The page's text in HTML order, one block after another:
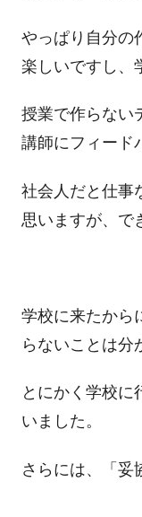
やっぱり自分の
楽しいですし、
授業で作らない
講師にフィード
社会人だと仕事
思いますが、で
学校に来たから
らないことは分
とにかく学校に
いました。
さらには、「妥